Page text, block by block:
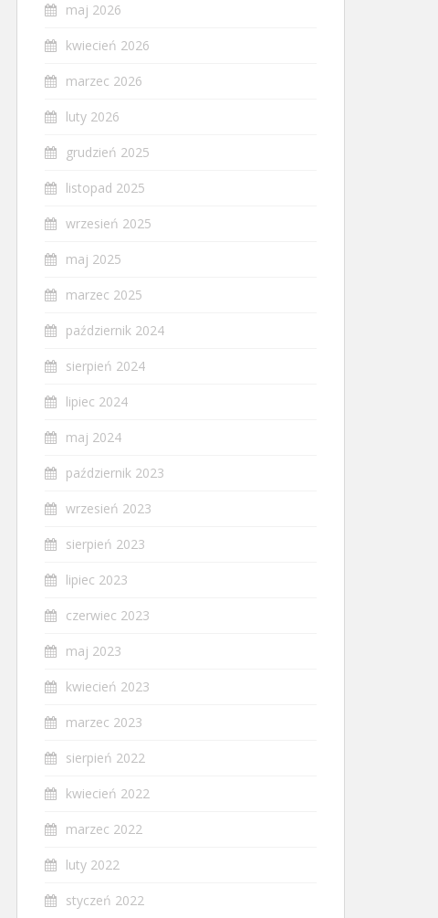
maj 2026
kwiecień 2026
marzec 2026
luty 2026
grudzień 2025
listopad 2025
wrzesień 2025
maj 2025
marzec 2025
październik 2024
sierpień 2024
lipiec 2024
maj 2024
październik 2023
wrzesień 2023
sierpień 2023
lipiec 2023
czerwiec 2023
maj 2023
kwiecień 2023
marzec 2023
sierpień 2022
kwiecień 2022
marzec 2022
luty 2022
styczeń 2022